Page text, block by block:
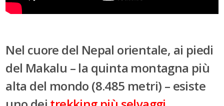
Nel cuore del Nepal orientale, ai piedi
del Makalu – la quinta montagna più
alta del mondo (8.485 metri) – esiste